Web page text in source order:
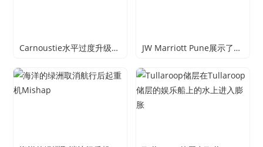
Carnoustie水平过度升级的正信号 JW Marriott Pune展示了Paasha Live